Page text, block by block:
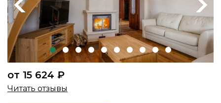
Previous Next
от 15 624 ₽
Читать отзывы